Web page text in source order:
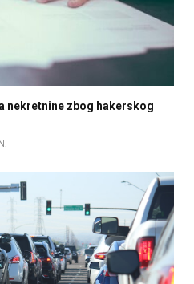
nekretnine zbog hakerskog